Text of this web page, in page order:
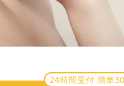
24時間受付 簡単